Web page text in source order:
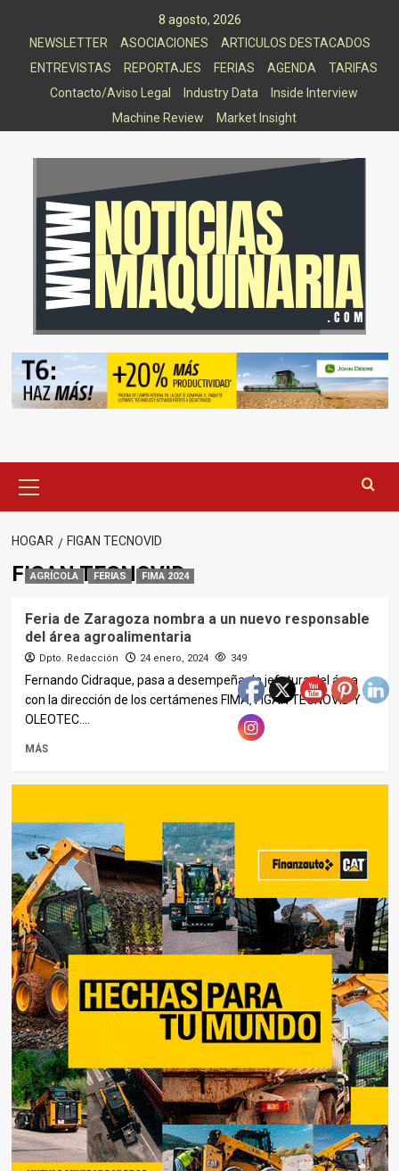
8 agosto, 2026
NEWSLETTER
ASOCIACIONES
ARTICULOS DESTACADOS
ENTREVISTAS
REPORTAJES FERIAS AGENDA
TARIFAS
Contacto/Aviso Legal
Industry Data
Inside Interview
Machine Review
Market Insight
principal
HOGAR FIGAN TECNOVID
FIGAN TECNOVID
AGRÍCOLA FERIAS FIMA 2024
Feria de Zaragoza nombra a un nuevo responsable
del área agroalimentaria
Dpto. Redacción 24 enero, 2024 349
Fernando Cidraque, pasa a desempeñar la jefatura del área
con la dirección de los certámenes FIMA, FIGAN TECNOVID Y
OLEOTEC....
MÁS